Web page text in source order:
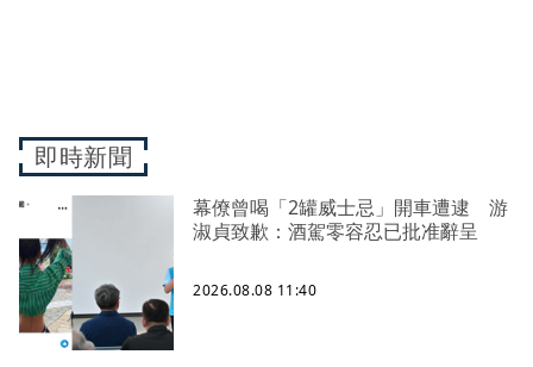
即時新聞
幕僚曾喝「2罐威士忌」開車遭逮 游
淑貞致歉：酒駕零容忍已批准辭呈
2026.08.08 11:40